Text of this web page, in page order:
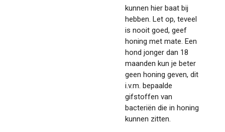
kunnen hier baat bij
hebben. Let op, teveel
is nooit goed, geef
honing met mate. Een
hond jonger dan 18
maanden kun je beter
geen honing geven, dit
i.v.m. bepaalde
gifstoffen van
bacteriën die in honing
kunnen zitten.